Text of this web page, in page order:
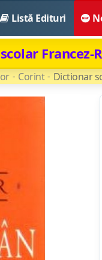
Listă Edituri
Corint Dictionar
Francez-